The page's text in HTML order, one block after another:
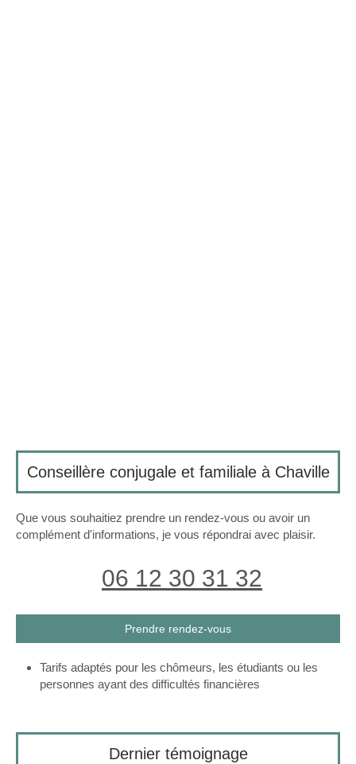
Conseillère conjugale et familiale à Chaville
Que vous souhaitiez prendre un rendez-vous ou avoir un
complément d'informations, je vous répondrai avec plaisir.
06 12 30 31 32
Prendre rendez-vous
Tarifs adaptés pour les chômeurs, les étudiants ou les
personnes ayant des difficultés financières
Dernier témoignage